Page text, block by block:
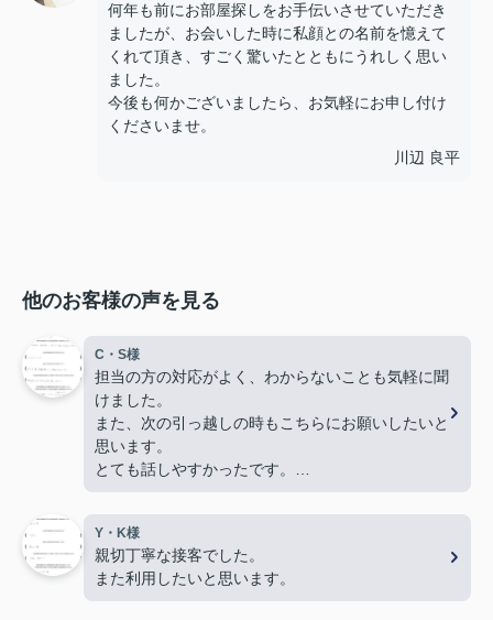
何年も前にお部屋探しをお手伝いさせていただき
ましたが、お会いした時に私顔との名前を憶えて
くれて頂き、すごく驚いたとともにうれしく思い
ました。
今後も何かございましたら、お気軽にお申し付け
くださいませ。
川辺 良平
他のお客様の声を見る
C・S様
担当の方の対応がよく、わからないことも気軽に聞
けました。
また、次の引っ越しの時もこちらにお願いしたいと
思います。
とても話しやすかったです。
Y・K様
親切丁寧な接客でした。
また利用したいと思います。